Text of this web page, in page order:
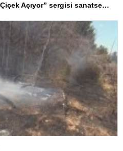
Kuşadası’nda “Dünya Hâlâ Çiçek Açıyor” sergisi sanatseverlerle buluşuyor